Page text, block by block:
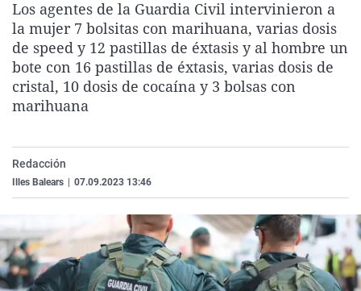
La rosa de los vientos
Gente viajera
Como el perro y el
Caso
Retornados
Equipo de
Extremadura
Galicia
La Rioja
Virales
Televisión
Elecciones
Los agentes de la Guardia Civil intervinieron a
la mujer 7 bolsitas con marihuana, varias dosis
de speed y 12 pastillas de éxtasis y al hombre un
bote con 16 pastillas de éxtasis, varias dosis de
cristal, 10 dosis de cocaína y 3 bolsas con
marihuana
Redacción
Illes Balears 07.09.2023 13:46